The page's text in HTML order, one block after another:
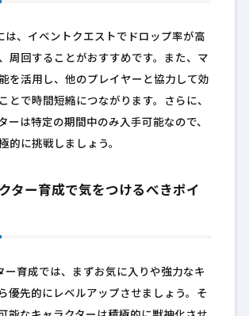
は、イベントクエストでドロップ率が高
周回することがおすすめです。また、マ
を活用し、他のプレイヤーと協力して効
とで時間短縮につながります。さらに、
ーは特定の期間中のみ入手可能なので、
的に挑戦しましょう。
ター育成で気をつけるべきポイ
ー育成では、まずお気に入りや強力なキ
優先的にレベルアップさせましょう。そ